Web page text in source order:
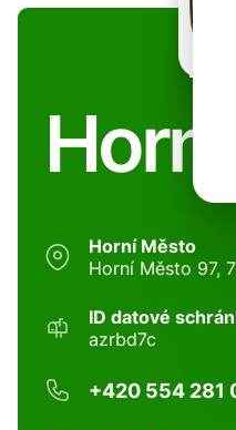
Horní Město
Horní Město 97,
ID datové
azrbd7c
+420 554 281